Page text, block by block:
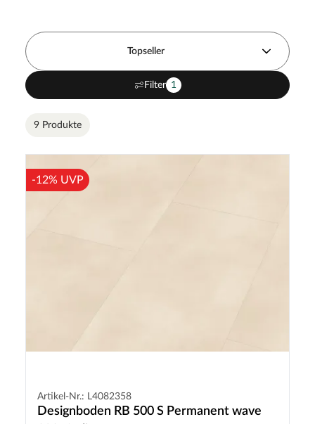
Topseller
Filter 1
9 Produkte
-12% UVP
Artikel-Nr.: L4082358
Designboden RB 500 S Permanent wave